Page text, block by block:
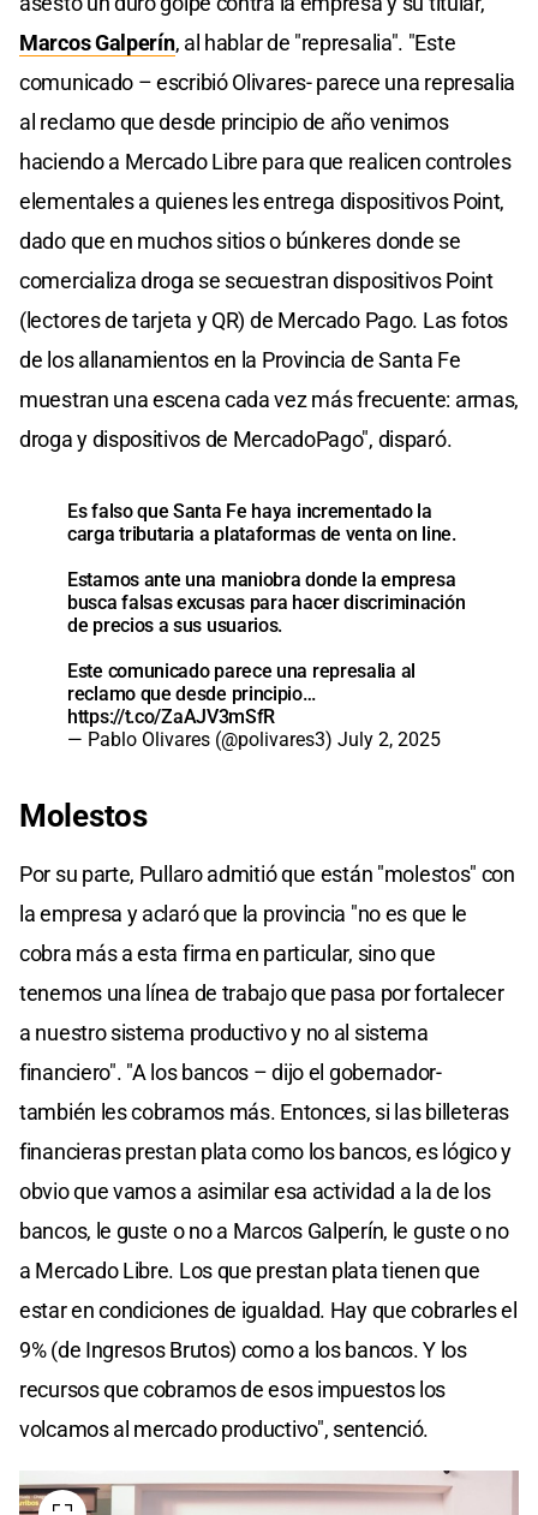
Marcos Galperín, al hablar de "represalia". "Este
comunicado – escribió Olivares- parece una represalia
al reclamo que desde principio de año venimos
haciendo a Mercado Libre para que realicen controles
elementales a quienes les entrega dispositivos Point,
dado que en muchos sitios o búnkeres donde se
comercializa droga se secuestran dispositivos Point
(lectores de tarjeta y QR) de Mercado Pago. Las fotos
de los allanamientos en la Provincia de Santa Fe
muestran una escena cada vez más frecuente: armas,
droga y dispositivos de MercadoPago", disparó.
Es falso que Santa Fe haya incrementado la
carga tributaria a plataformas de venta on line.
Estamos ante una maniobra donde la empresa
busca falsas excusas para hacer discriminación
de precios a sus usuarios.
Este comunicado parece una represalia al
reclamo que desde principio…
https://t.co/ZaAJV3mSfR
— Pablo Olivares (@polivares3) July 2, 2025
Molestos
Por su parte, Pullaro admitió que están "molestos" con
la empresa y aclaró que la provincia "no es que le
cobra más a esta firma en particular, sino que
tenemos una línea de trabajo que pasa por fortalecer
a nuestro sistema productivo y no al sistema
financiero". "A los bancos – dijo el gobernador-
también les cobramos más. Entonces, si las billeteras
financieras prestan plata como los bancos, es lógico y
obvio que vamos a asimilar esa actividad a la de los
bancos, le guste o no a Marcos Galperín, le guste o no
a Mercado Libre. Los que prestan plata tienen que
estar en condiciones de igualdad. Hay que cobrarles el
9% (de Ingresos Brutos) como a los bancos. Y los
recursos que cobramos de esos impuestos los
volcamos al mercado productivo", sentenció.